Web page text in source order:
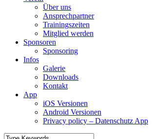
Über uns
Ansprechpartner
Trainingszeiten
Mitglied werden
Sponsoren
Sponsoring
Infos
Galerie
Downloads
Kontakt
App
iOS Versionen
Android Versionen
Privacy policy – Datenschutz App